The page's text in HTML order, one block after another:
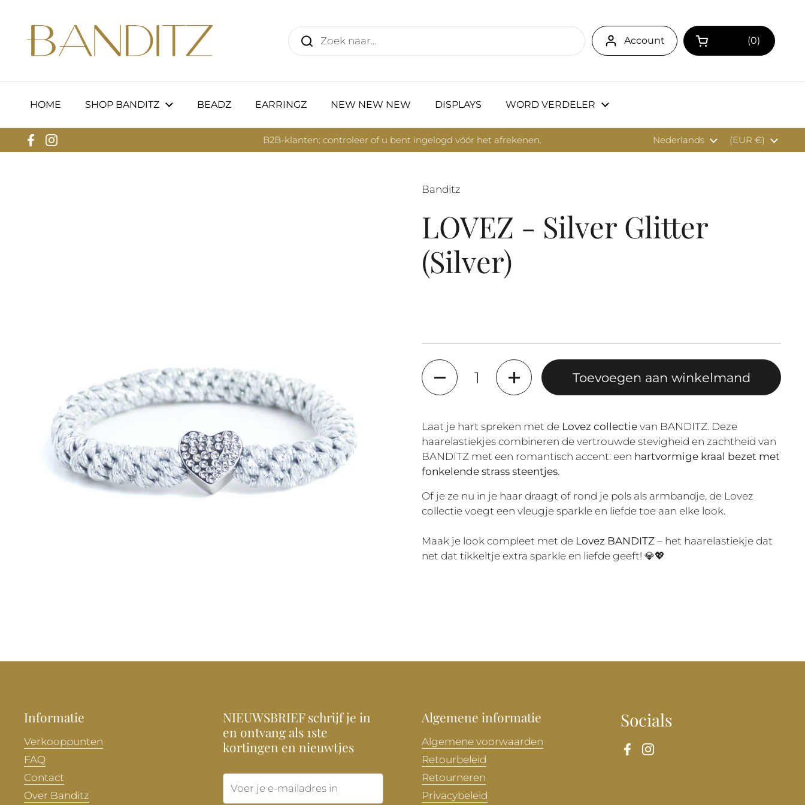
Account Winkelwagentje
0
HOME SHOP BANDITZ BEADZ EARRINGZ NEW NEW NEW DISPLAYS WORD VERDELER
Facebook
Instagram
B2B-klanten: controleer of u bent ingelogd vóór het afrekenen. Taal
Nederlands Land/region
(EUR €)
Banditz
LOVEZ - Silver Glitter
(Silver)
Aantal
Toevoegen aan winkelmand
Laat je hart spreken met de Lovez collectie van BANDITZ. Deze
haarelastiekjes combineren de vertrouwde stevigheid en zachtheid van
BANDITZ met een romantisch accent: een hartvormige kraal bezet met
fonkelende strass steentjes.
Of je ze nu in je haar draagt of rond je pols als armbandje, de Lovez
collectie voegt een vleugje sparkle en liefde toe aan elke look.
Maak je look compleet met de Lovez BANDITZ – het haarelastiekje dat
net dat tikkeltje extra sparkle en liefde geeft! 💎💖
Informatie
Verkooppunten
FAQ
Contact
Over Banditz
NIEUWSBRIEF schrijf je in
en ontvang als 1ste
kortingen en nieuwtjes
Algemene informatie
Algemene voorwaarden
Retourbeleid
Retourneren
Privacybeleid
Socials
Facebook
Instagram